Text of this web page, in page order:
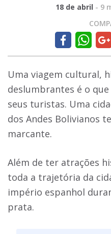
18 de abril - 9
Uma viagem cultural,
deslumbrantes é o
seus turistas. Uma
dos Andes Bolivianos
marcante.
Além de ter atrações
toda a trajetória da
império espanhol
prata.